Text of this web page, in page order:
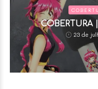
COBERTURA
23 de